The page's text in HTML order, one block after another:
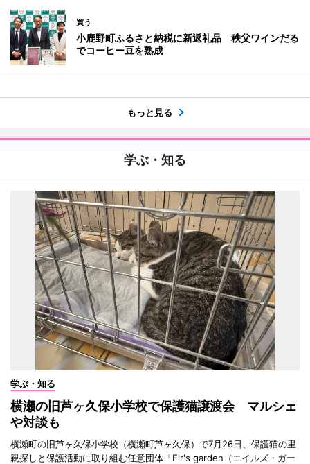
買う
小鹿野町ふるさと納税に新返礼品 秩父ワインだる
でコーヒー豆を熟成
もっと見る
学ぶ・知る
学ぶ・知る
横瀬の旧芦ヶ久保小学校で保護猫譲渡会 マルシェ
や対談も
横瀬町の旧芦ヶ久保小学校（横瀬町芦ヶ久保）で7月26日、保護猫の里
親探しと保護活動に取り組む任意団体「Eir's garden（エイルズ・ガー